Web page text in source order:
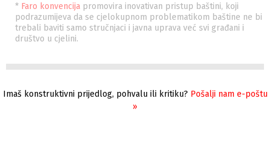
* Faro konvencija promovira inovativan pristup baštini, koji
podrazumijeva da se cjelokupnom problematikom baštine ne bi
trebali baviti samo stručnjaci i javna uprava već svi građani i
društvo u cjelini.
Imaš konstruktivni prijedlog, pohvalu ili kritiku? Pošalji nam e-poštu
»